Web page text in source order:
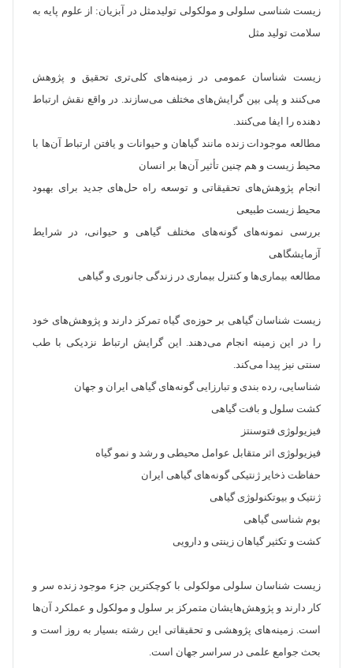
زیست شناسی سلولی و مولکولی تولیدمثل در آبزیان: از علوم پایه به
سلامت تولید مثل
زیست شناسان عمومی در زمینه‌های کلی‌تری تحقیق و پژوهش
می‌کنند و پلی بین گرایش‌های مختلف می‌سازند. در واقع نقش ارتباط
دهنده را ایفا می‌کنند.
مطالعه موجودات زنده مانند گیاهان و حیوانات و یافتن ارتباط آن‌ها با
محیط زیست و هم چنین تأثیر آن‌ها بر انسان
انجام پژوهش‌های تحقیقاتی و توسعه راه حل‌های جدید برای بهبود
محیط زیست طبیعی
بررسی نمونه‌های گونه‌های مختلف گیاهی و حیوانی، در شرایط
آزمایشگاهی
مطالعه بیماری‌ها و کنترل بیماری در زندگی جانوری و گیاهی
زیست شناسان گیاهی بر حوزه‌ی گیاه تمرکز دارند و پژوهش‌های خود
را در این زمینه انجام می‌دهند. این گرایش ارتباط نزدیکی با طب
سنتی نیز پیدا می‌کند.
شناسایی، رده بندی و تبارزایی گونه‌های گیاهی ایران و جهان
کشت سلول و بافت گیاهی
فیزیولوژی فتوسنتز
فیزیولوژی اثر متقابل عوامل محیطی و رشد و نمو گیاه
حفاظت ذخایر ژنتیکی گونه‌های گیاهی ایران
ژنتیک و بیوتکنولوژی گیاهی
بوم شناسی گیاهی
کشت و تکثیر گیاهان زینتی و دارویی
زیست شناسان سلولی مولکولی با کوچکترین جزء موجود زنده سر و
کار دارند و پژوهش‌هایشان متمرکز بر سلول و مولکول و عملکرد آن‌ها
است. زمینه‌های پژوهشی و تحقیقاتی این رشته بسیار به روز است و
بحث جوامع علمی در سراسر جهان است.